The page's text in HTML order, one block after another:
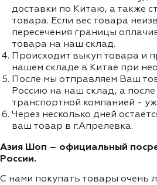
доставки по Китаю, а также
товара. Если вес товара
пересечения границы
товара на наш склад.
Происходит выкуп товара и
нашем складе в Китае при
После мы отправляем Ваш
Россию на наш склад, а
транспортной компанией -
Через несколько дней
ваш товар в г.Апрелевка.
Азия Шоп – официальный
России.
С нами покупать товары очень